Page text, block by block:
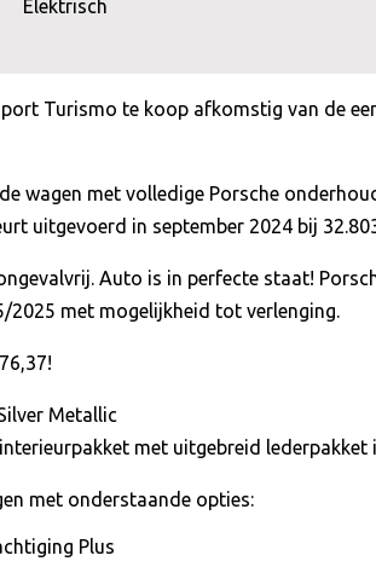
Elektrisch
Turismo te koop afkomstig van de
wagen met volledige Porsche
uitgevoerd in september 2024 bij
Auto is in perfecte staat!
2025 met mogelijkheid tot verlenging.
Metallic
interieurpakket met uitgebreid lederpakket
met onderstaande opties:
Plus